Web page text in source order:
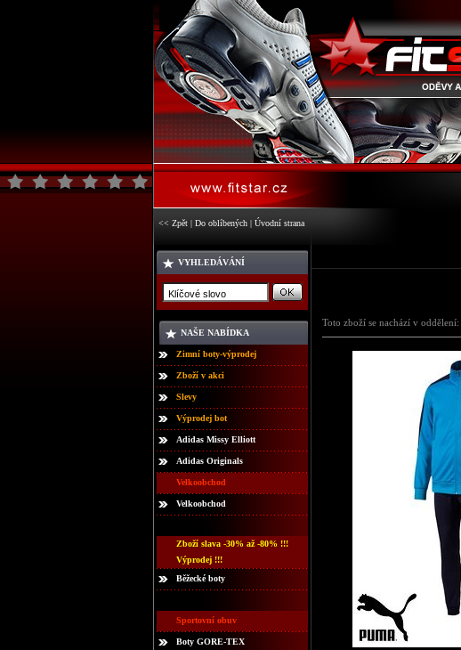
<< Zpět | Do oblíbených | Úvodní strana
VYHLEDÁVÁNÍ
NAŠE NABÍDKA
Zimní boty-výprodej
Zboží v akci
Slevy
Výprodej bot
Adidas Missy Elliott
Adidas Originals
Velkoobchod
Velkoobchod
Zboží slava -30% až -80% !!!
Výprodej !!!
Běžecké boty
Sportovní obuv
Boty GORE-TEX
Toto zboží se nachází v oddělení: